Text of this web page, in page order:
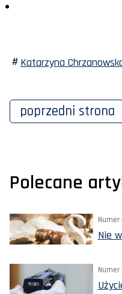
Katarzyna
poprzedni strona
Polecane
Numer
Nie
Numer